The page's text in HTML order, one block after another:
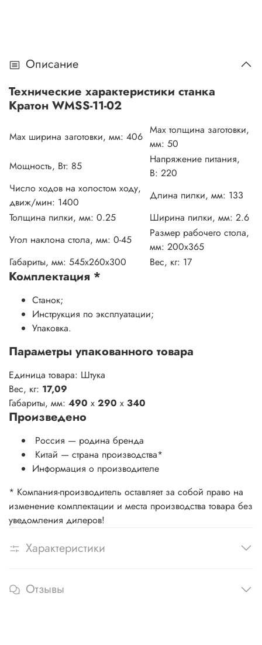
Описание
Технические характеристики станка
Кратон WMSS-11-02
Max ширина заготовки, мм: 406
Max толщина заготовки,
мм: 50
Мощность, Вт: 85
Напряжение питания,
В: 220
Число ходов на холостом ходу,
движ/мин: 1400
Длина пилки, мм: 133
Толщина пилки, мм: 0.25 Ширина пилки, мм: 2.6
Угол наклона стола, мм: 0-45
Размер рабочего стола,
мм: 200х365
Габариты, мм: 545х260х300 Вес, кг: 17
Комплектация *
Станок;
Инструкция по эксплуатации;
Упаковка.
Параметры упакованного товара
Единица товара: Штука
Вес, кг: 17,09
Габариты, мм: 490 x 290 x 340
Произведено
Россия — родина бренда
Китай — страна производства*
Информация о производителе
* Компания-производитель оставляет за собой право на
изменение комплектации и места производства товара без
уведомления дилеров!
Характеристики
Отзывы